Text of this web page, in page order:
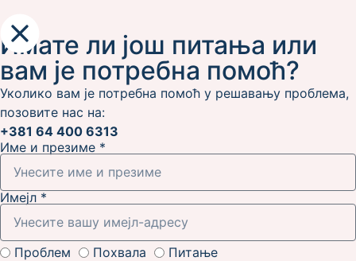
Имате ли још питања или
вам је потребна помоћ?
Уколико вам је потребна помоћ у решавању проблема,
позовите нас на:
+381 64 400 6313
Име и презиме *
Имејл *
Проблем Похвала
Питање